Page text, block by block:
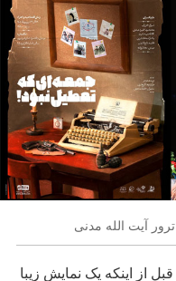
آیت الله مدنی
از اینکه یک نمایش زیبا